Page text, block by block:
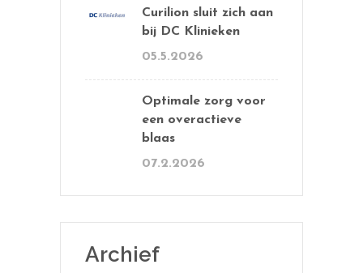
Curilion sluit zich aan
bij DC Klinieken
05.5.2026
Optimale zorg voor
een overactieve
blaas
07.2.2026
Archief